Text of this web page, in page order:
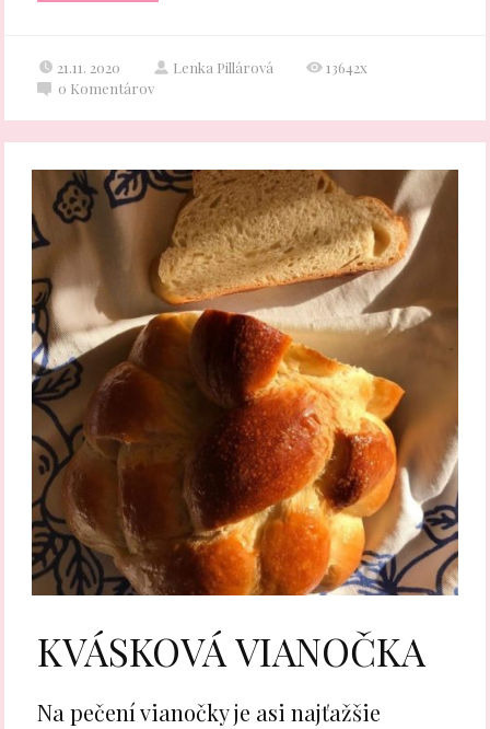
21.11. 2020 Lenka Pillárová
13642x
0 Komentárov
KVÁSKOVÁ VIANOČKA
Na pečení vianočky je asi najťažšie